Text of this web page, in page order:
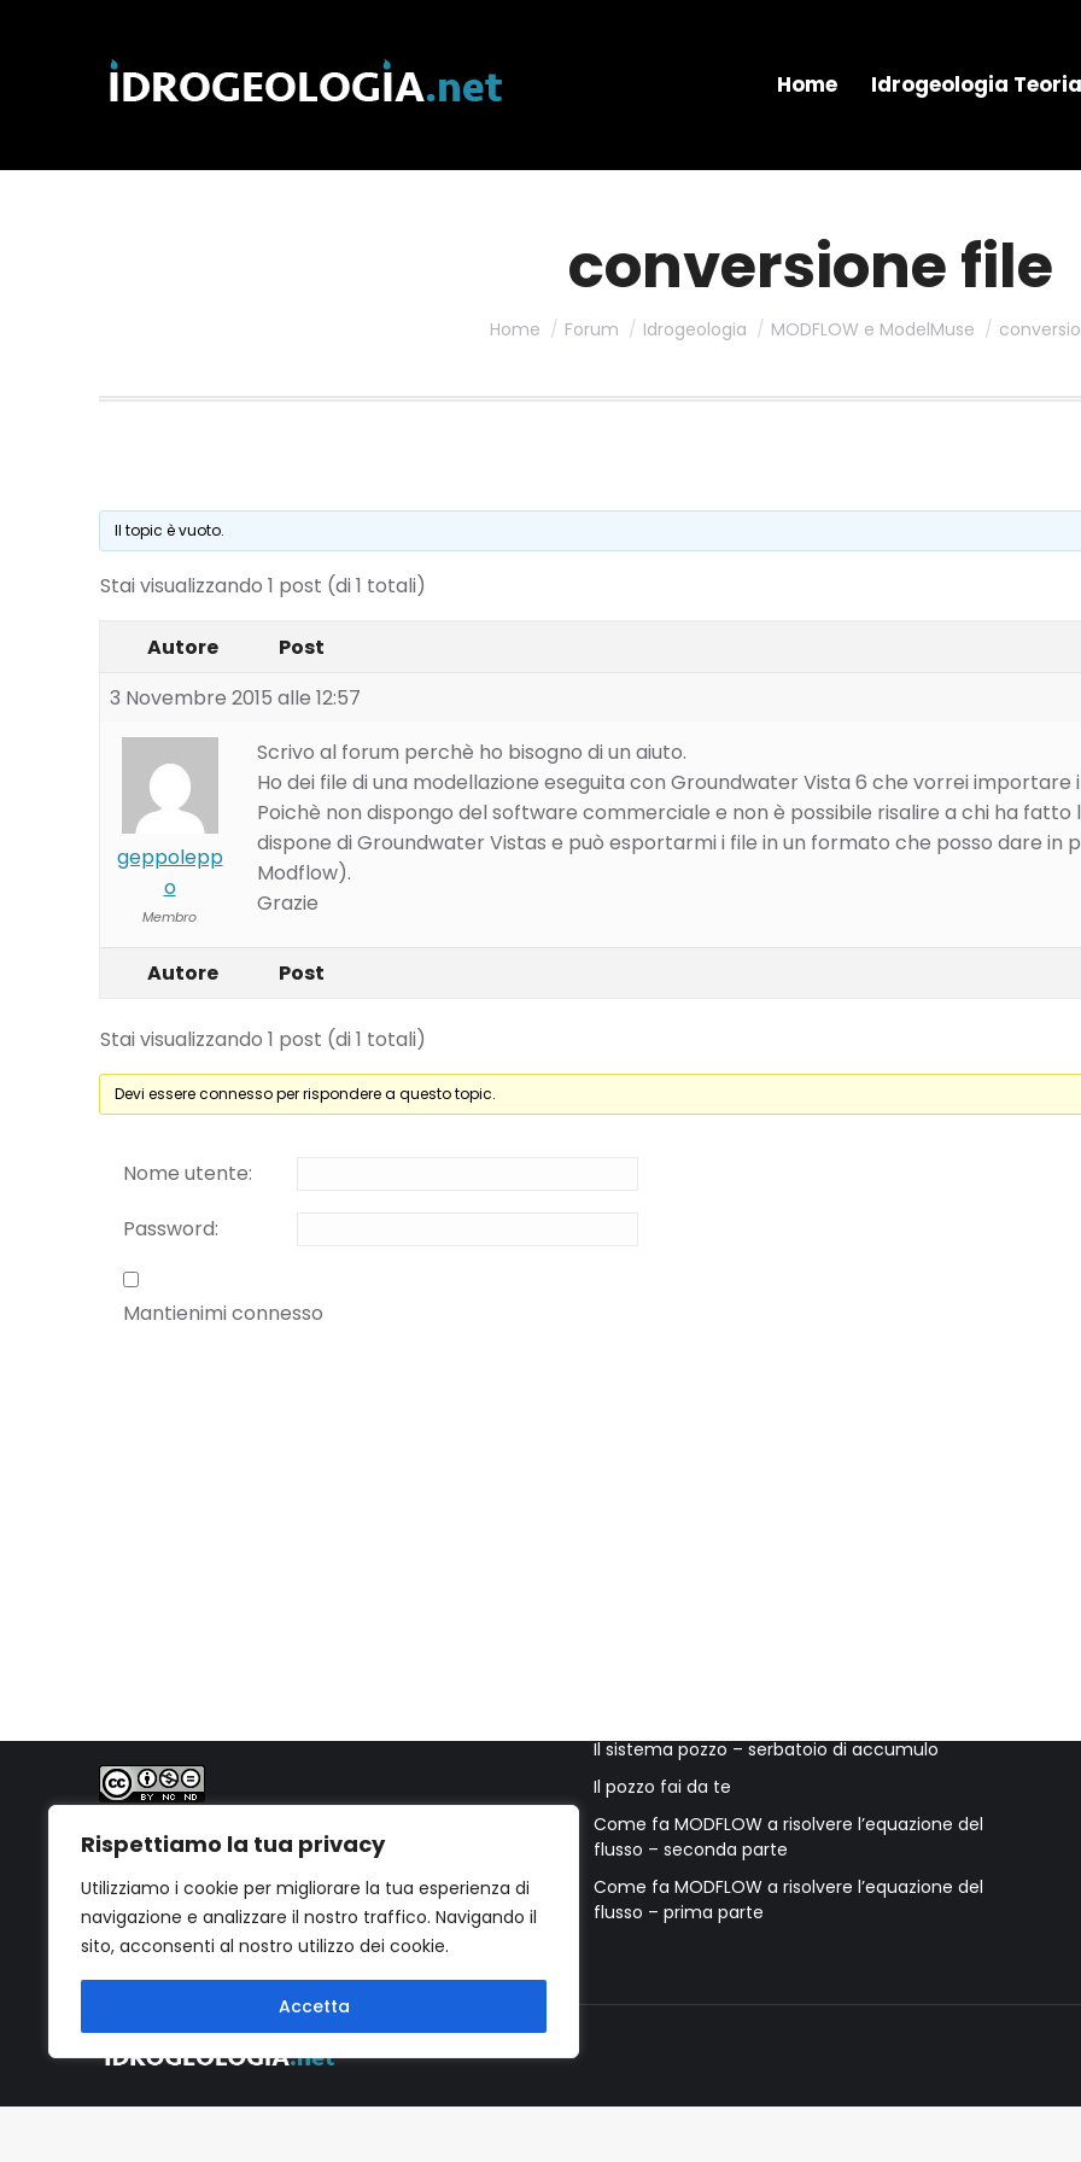
Rispettiamo la tua privacy
Utilizziamo i cookie per migliorare la tua esperienza di
navigazione e analizzare il nostro traffico. Navigando il
sito, acconsenti al nostro utilizzo dei cookie.
Accetta
Home Idrogeologia Teoria
conversione file
Home Forum Idrogeologia MODFLOW e ModelMuse
Il topic è vuoto.
Stai visualizzando 1 post (di 1 totali)
Autore
Post
3 Novembre 2015 alle 12:57
geppolepp
o
Membro
Scrivo al forum perchè ho bisogno di un aiuto.
Ho dei file di una modellazione eseguita con Groundwater Vista 6 che vorrei importare
Poichè non dispongo del software commerciale e non è possibile risalire a chi ha fatto
dispone di Groundwater Vistas e può esportarmi i file in un formato che posso dare in
Modflow).
Grazie
Autore Post
Stai visualizzando 1 post (di 1 totali)
Devi essere connesso per rispondere a questo topic.
Nome utente:
Password:
Mantienimi connesso
Commons Attribuzione - Non commerciale - Non
Il sistema pozzo – serbatoio di accumulo
Il pozzo fai da te
Come fa MODFLOW a risolvere l’equazione del
flusso – seconda parte
Come fa MODFLOW a risolvere l’equazione del
flusso – prima parte